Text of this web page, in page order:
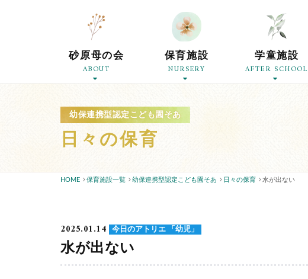
砂原母の会
ABOUT
保育施設
NURSERY
学童施設
AFTER SCHOOL
幼保連携型認定こども園そあ
日々の保育
HOME 保育施設一覧 幼保連携型認定こども園そあ 日々の保育 水が出ない
2025.01.14 今日のアトリエ 「幼児」
水が出ない